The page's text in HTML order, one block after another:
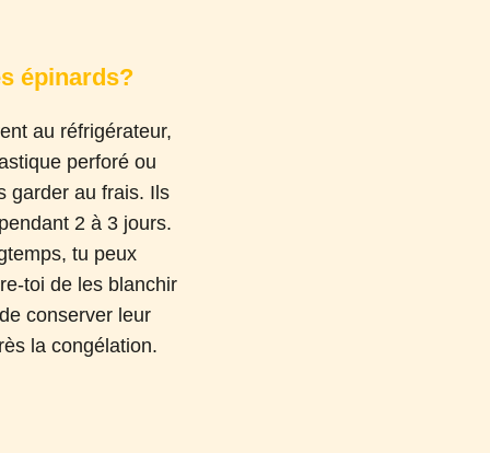
épinards?
au réfrigérateur,
perforé ou
garder au frais. Ils
2 à 3 jours.
tu peux
toi de les blanchir
conserver leur
la congélation.